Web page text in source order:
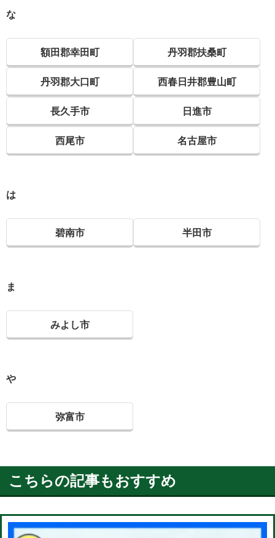
な
額田郡幸田町 丹羽郡扶桑町
丹羽郡大口町 西春日井郡豊山町
長久手市 日進市
西尾市 名古屋市
は
碧南市 半田市
ま
みよし市
や
弥富市
こちらの記事もおすすめ